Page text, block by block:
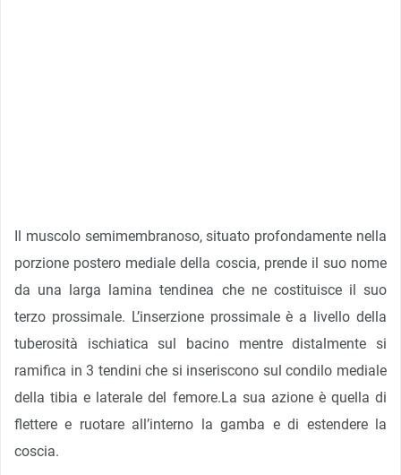
Il muscolo semimembranoso, situato profondamente nella
porzione postero mediale della coscia, prende il suo nome
da una larga lamina tendinea che ne costituisce il suo
terzo prossimale. L’inserzione prossimale è a livello della
tuberosità ischiatica sul bacino mentre distalmente si
ramifica in 3 tendini che si inseriscono sul condilo mediale
della tibia e laterale del femore.La sua azione è quella di
flettere e ruotare all’interno la gamba e di estendere la
coscia.